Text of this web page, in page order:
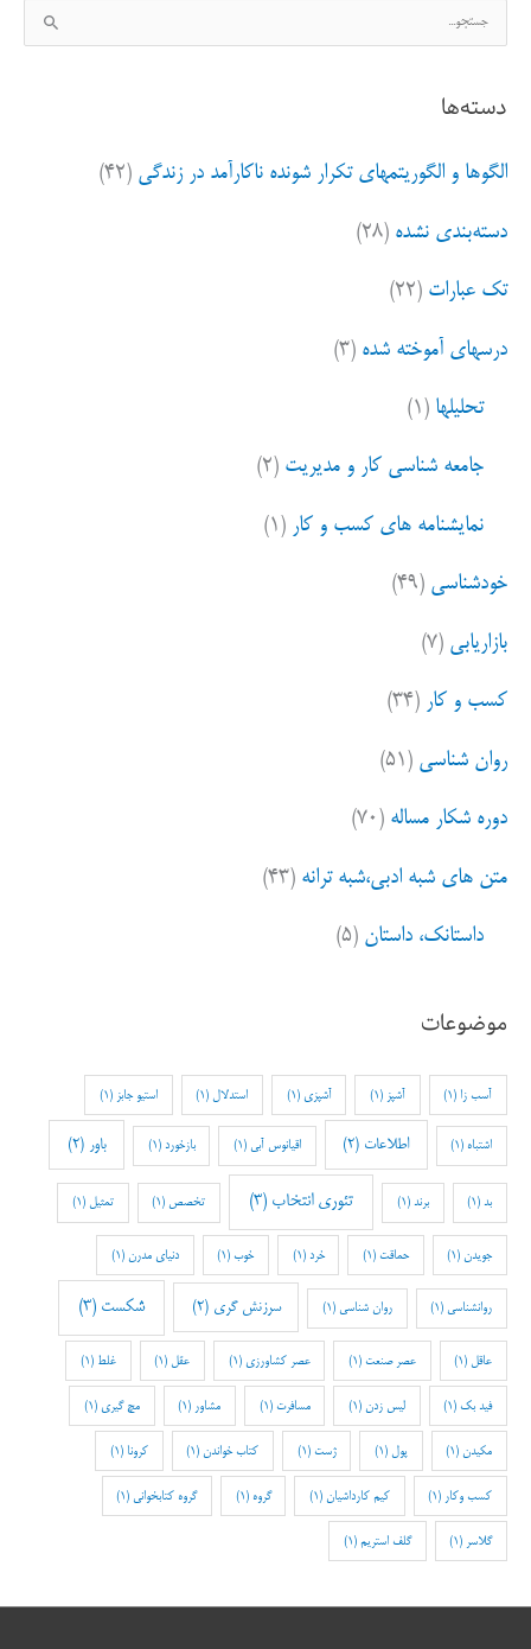
س
ج
ب
ا
دسته‌ها
الگوها و الگوریتمهای تکرار شونده ناکارآمد در زندگی (۴۲)
دسته‌بندی نشده (۲۸)
تک عبارات (۲۲)
درسهای آموخته شده (۳)
تحلیلها (۱)
جامعه شناسی کار و مدیریت (۲)
نمایشنامه های کسب و کار (۱)
خودشناسی (۴۹)
بازاریابی (۷)
کسب و کار (۳۴)
روان شناسی (۵۱)
دوره شکار مساله (۷۰)
متن های شبه ادبی،شبه ترانه (۴۳)
داستانک، داستان (۵)
موضوعات
آسب زا (1) آشپز (1) آشپزی (1) استدلال (1) استیو جابز (1)
اشتباه (1) اطلاعات (2) اقیانوس آبی (1) بازخورد (1) باور (2)
بد(1) برند (1) تئوری انتخاب (3) تخصص (1) تمثیل (1)
جویدن (1) حماقت (1) خرد (1) خوب(1) دنیای مدرن (1)
روانشناسی (1) روان شناسی (1) سرزنش گری (2) شکست (3)
عاقل (1) عصر صنعت (1) عصر کشاورزی (1) عقل (1) غلط (1)
فید بک(1) لیس زدن (1) مسافرت (1) مشاور (1) مچ گیری (1)
مکیدن (1) پول (1) ژست (1) کتاب خواندن (1) کرونا (1)
کسب وکار (1) کیم کارداشیان (1) گروه (1) گروه کتابخوانی (1)
گلاسر (1) گلف استریم (1)